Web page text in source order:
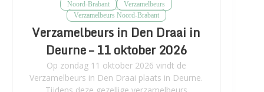
Noord-Brabant
Verzamelbeurs
Verzamelbeurs Noord-Brabant
Verzamelbeurs in Den Draai in
Deurne – 11 oktober 2026
Op zondag 11 oktober 2026 vindt de
Verzamelbeurs in Den Draai plaats in Deurne.